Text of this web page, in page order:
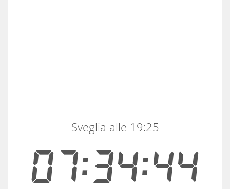
07:34:44
Sveglia alle 19:25